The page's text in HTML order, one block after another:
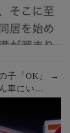
子『OK』 →
車にい
すると、鼻
…